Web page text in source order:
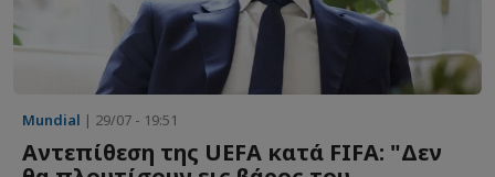
Mundial | 29/07 - 19:51
Αντεπίθεση της UEFA κατά FIFA: "Δεν